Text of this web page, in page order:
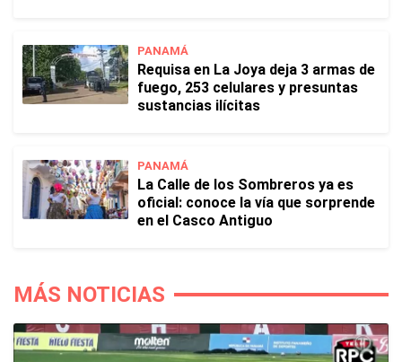
PANAMÁ
Requisa en La Joya deja 3 armas de
fuego, 253 celulares y presuntas
sustancias ilícitas
PANAMÁ
La Calle de los Sombreros ya es
oficial: conoce la vía que sorprende
en el Casco Antiguo
MÁS NOTICIAS